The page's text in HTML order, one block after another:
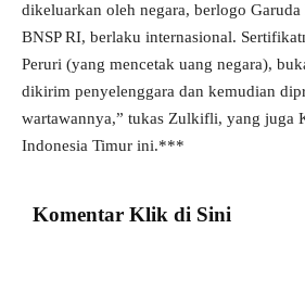
dikeluarkan oleh negara, berlogo
BNSP RI, berlaku internasional.
Peruri (yang mencetak uang negara),
dikirim penyelenggara dan kemudian
wartawannya,” tukas Zulkifli, yang juga
Indonesia Timur ini.***
Komentar Klik di Sini